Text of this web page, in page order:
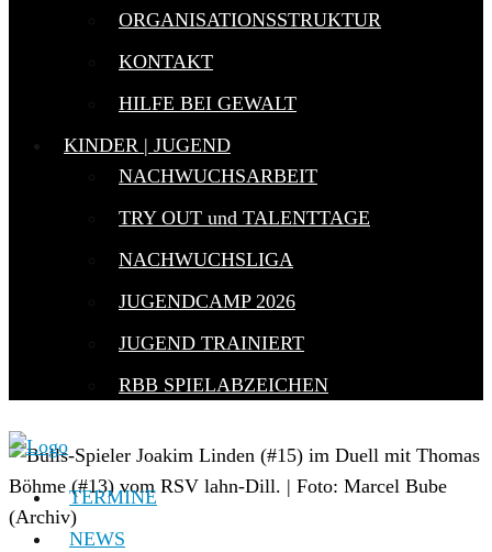
ORGANISATIONSSTRUKTUR
KONTAKT
HILFE BEI GEWALT
KINDER | JUGEND
NACHWUCHSARBEIT
TRY OUT und TALENTTAGE
NACHWUCHSLIGA
JUGENDCAMP 2026
JUGEND TRAINIERT
RBB SPIELABZEICHEN
TERMINE
NEWS